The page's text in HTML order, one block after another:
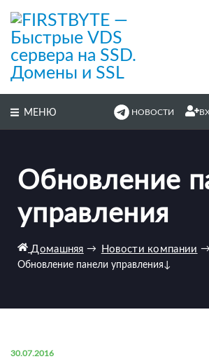
основному
содержимому
МЕНЮ НОВОСТИ
Обновление
управления
Домашняя → Новости компании →
Обновление панели управления↓
30.07.2016